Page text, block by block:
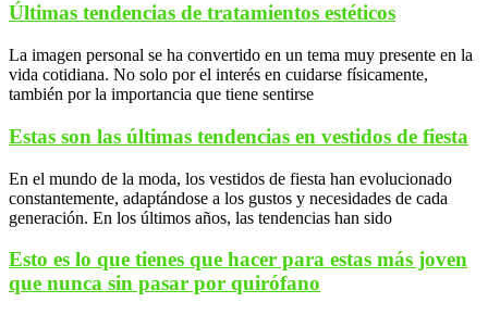
Últimas tendencias de tratamientos estéticos
La imagen personal se ha convertido en un tema muy presente en la
vida cotidiana. No solo por el interés en cuidarse físicamente,
también por la importancia que tiene sentirse
Estas son las últimas tendencias en vestidos de fiesta
En el mundo de la moda, los vestidos de fiesta han evolucionado
constantemente, adaptándose a los gustos y necesidades de cada
generación. En los últimos años, las tendencias han sido
Esto es lo que tienes que hacer para estas más joven
que nunca sin pasar por quirófano